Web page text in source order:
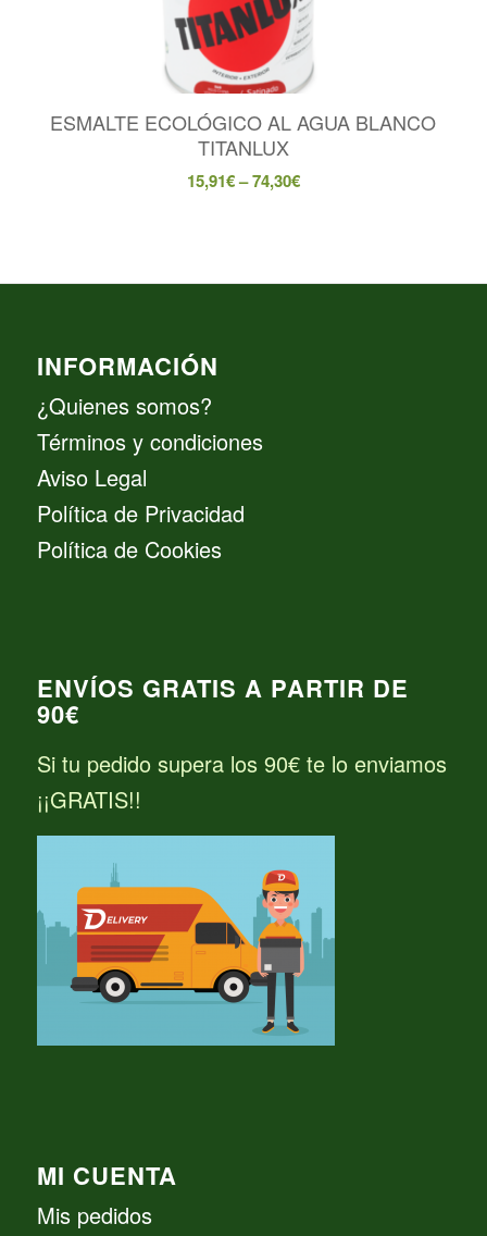
ESMALTE ECOLÓGICO AL AGUA BLANCO
TITANLUX
15,91€–74,30€
INFORMACIÓN
¿Quienes somos?
Términos y condiciones
Aviso Legal
Política de Privacidad
Política de Cookies
ENVÍOS GRATIS A PARTIR DE
90€
Si tu pedido supera los 90€ te lo enviamos
¡¡GRATIS!!
MI CUENTA
Mis pedidos